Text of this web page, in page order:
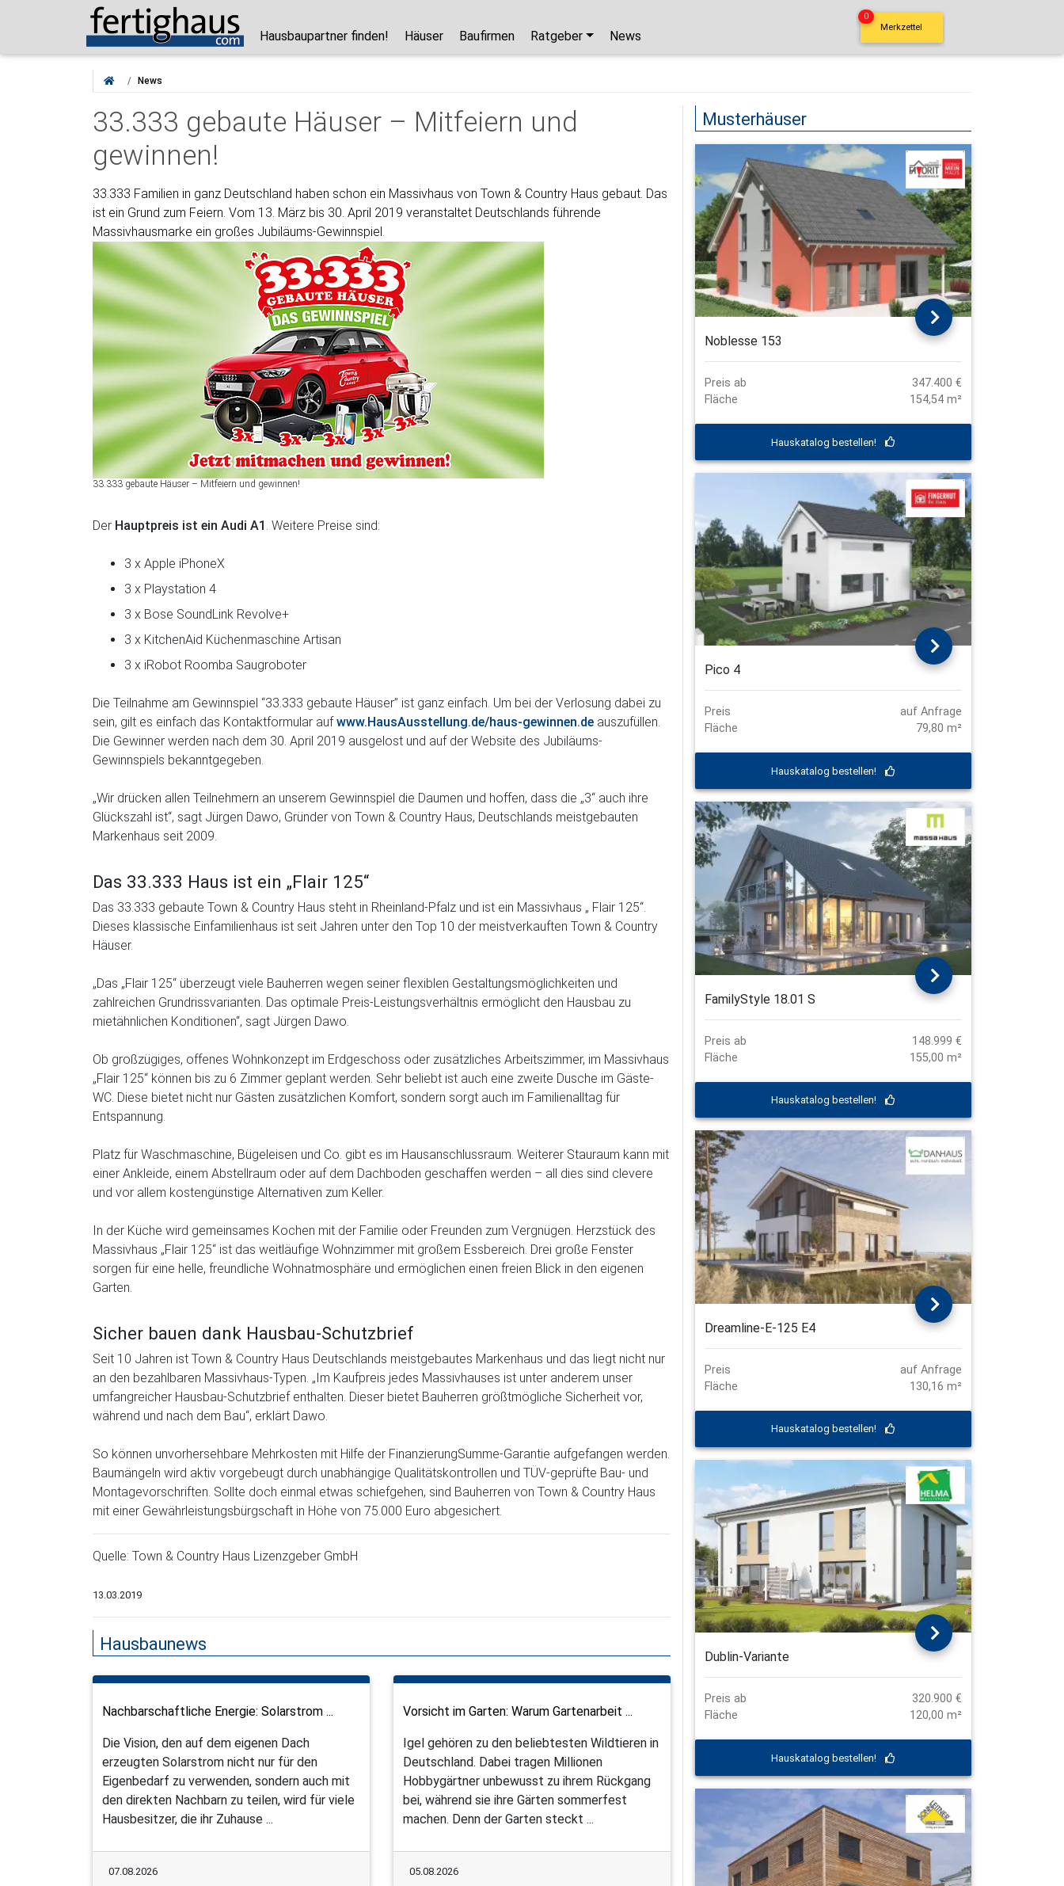
Hausbaupartner finden!
Traumhaus zu finden.
kostenlose Kataloge
zuverlässige Hersteller
Jetzt den Assistenten starten!
schließen
Hausbaupartner finden! Häuser Baufirmen Ratgeber News
News
33.333 gebaute Häuser – Mitfeiern und
gewinnen!
33.333 Familien in ganz Deutschland haben schon ein Massivhaus von Town & Country Haus gebaut. Das
ist ein Grund zum Feiern. Vom 13. März bis 30. April 2019 veranstaltet Deutschlands führende
Massivhausmarke ein großes Jubiläums-Gewinnspiel.
33.333 gebaute Häuser – Mitfeiern und gewinnen!
Der Hauptpreis ist ein Audi A1 . Weitere Preise sind:
3 x Apple iPhoneX
3 x Playstation 4
3 x Bose SoundLink Revolve+
3 x KitchenAid Küchenmaschine Artisan
3 x iRobot Roomba Saugroboter
Die Teilnahme am Gewinnspiel “33.333 gebaute Häuser” ist ganz einfach. Um bei der Verlosung dabei zu
sein, gilt es einfach das Kontaktformular aufwww.HausAusstellung.de/haus-gewinnen.de auszufüllen.
Die Gewinner werden nach dem 30. April 2019 ausgelost und auf der Website des Jubiläums-
Gewinnspiels bekanntgegeben.
„Wir drücken allen Teilnehmern an unserem Gewinnspiel die Daumen und hoffen, dass die „3“ auch ihre
Glückszahl ist“, sagt Jürgen Dawo, Gründer von Town & Country Haus, Deutschlands meistgebauten
Markenhaus seit 2009.
Das 33.333 Haus ist ein „Flair 125“
Das 33.333 gebaute Town & Country Haus steht in Rheinland-Pfalz und ist ein Massivhaus „ Flair 125“.
Dieses klassische Einfamilienhaus ist seit Jahren unter den Top 10 der meistverkauften Town & Country
Häuser.
„Das „Flair 125“ überzeugt viele Bauherren wegen seiner flexiblen Gestaltungsmöglichkeiten und
zahlreichen Grundrissvarianten. Das optimale Preis-Leistungsverhältnis ermöglicht den Hausbau zu
mietähnlichen Konditionen“, sagt Jürgen Dawo.
Ob großzügiges, offenes Wohnkonzept im Erdgeschoss oder zusätzliches Arbeitszimmer, im Massivhaus
„Flair 125“ können bis zu 6 Zimmer geplant werden. Sehr beliebt ist auch eine zweite Dusche im Gäste-
WC. Diese bietet nicht nur Gästen zusätzlichen Komfort, sondern sorgt auch im Familienalltag für
Entspannung.
Platz für Waschmaschine, Bügeleisen und Co. gibt es im Hausanschlussraum. Weiterer Stauraum kann mit
einer Ankleide, einem Abstellraum oder auf dem Dachboden geschaffen werden – all dies sind clevere
und vor allem kostengünstige Alternativen zum Keller.
In der Küche wird gemeinsames Kochen mit der Familie oder Freunden zum Vergnügen. Herzstück des
Massivhaus „Flair 125“ ist das weitläufige Wohnzimmer mit großem Essbereich. Drei große Fenster
sorgen für eine helle, freundliche Wohnatmosphäre und ermöglichen einen freien Blick in den eigenen
Garten.
Sicher bauen dank Hausbau-Schutzbrief
Seit 10 Jahren ist Town & Country Haus Deutschlands meistgebautes Markenhaus und das liegt nicht nur
an den bezahlbaren Massivhaus-Typen. „Im Kaufpreis jedes Massivhauses ist unter anderem unser
umfangreicher Hausbau-Schutzbrief enthalten. Dieser bietet Bauherren größtmögliche Sicherheit vor,
während und nach dem Bau“, erklärt Dawo.
So können unvorhersehbare Mehrkosten mit Hilfe der FinanzierungSumme-Garantie aufgefangen werden.
Baumängeln wird aktiv vorgebeugt durch unabhängige Qualitätskontrollen und TÜV-geprüfte Bau- und
Montagevorschriften. Sollte doch einmal etwas schiefgehen, sind Bauherren von Town & Country Haus
mit einer Gewährleistungsbürgschaft in Höhe von 75.000 Euro abgesichert.
Quelle: Town & Country Haus Lizenzgeber GmbH
13.03.2019
Hausbaunews
Nachbarschaftliche Energie: Solarstrom ...
Die Vision, den auf dem eigenen Dach
erzeugten Solarstrom nicht nur für den
Eigenbedarf zu verwenden, sondern auch mit
den direkten Nachbarn zu teilen, wird für viele
Hausbesitzer, die ihr Zuhause ...
07.08.2026
Vorsicht im Garten: Warum Gartenarbeit ...
Igel gehören zu den beliebtesten Wildtieren in
Deutschland. Dabei tragen Millionen
Hobbygärtner unbewusst zu ihrem Rückgang
bei, während sie ihre Gärten sommerfest
machen. Denn der Garten steckt ...
05.08.2026
Musterhäuser
Noblesse 153
Preis ab
347.400 €
Fläche
154,54 m²
Hauskatalog bestellen!
Pico 4
Preis
auf Anfrage
Fläche
79,80 m²
Hauskatalog bestellen!
FamilyStyle 18.01 S
Preis ab
148.999 €
Fläche
155,00 m²
Hauskatalog bestellen!
Dreamline-E-125 E4
Preis
auf Anfrage
Fläche
130,16 m²
Hauskatalog bestellen!
Dublin-Variante
Preis ab
320.900 €
Fläche
120,00 m²
Hauskatalog bestellen!
Merkzettel
0